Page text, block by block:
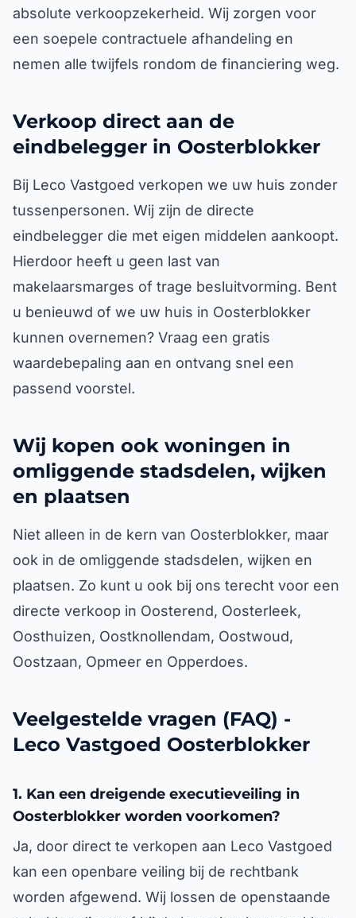
absolute verkoopzekerheid. Wij zorgen voor
een soepele contractuele afhandeling en
nemen alle twijfels rondom de financiering weg.
Verkoop direct aan de
eindbelegger in Oosterblokker
Bij Leco Vastgoed verkopen we uw huis zonder
tussenpersonen. Wij zijn de directe
eindbelegger die met eigen middelen aankoopt.
Hierdoor heeft u geen last van
makelaarsmarges of trage besluitvorming. Bent
u benieuwd of we uw huis in Oosterblokker
kunnen overnemen? Vraag een gratis
waardebepaling aan en ontvang snel een
passend voorstel.
Wij kopen ook woningen in
omliggende stadsdelen, wijken
en plaatsen
Niet alleen in de kern van Oosterblokker, maar
ook in de omliggende stadsdelen, wijken en
plaatsen. Zo kunt u ook bij ons terecht voor een
directe verkoop in Oosterend, Oosterleek,
Oosthuizen, Oostknollendam, Oostwoud,
Oostzaan, Opmeer en Opperdoes.
Veelgestelde vragen (FAQ) -
Leco Vastgoed Oosterblokker
1. Kan een dreigende executieveiling in
Oosterblokker worden voorkomen?
Ja, door direct te verkopen aan Leco Vastgoed
kan een openbare veiling bij de rechtbank
worden afgewend. Wij lossen de openstaande